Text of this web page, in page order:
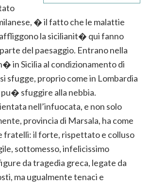
� il fatto che le malattie
la sicilianit� qui fanno
del paesaggio. Entrano nella
in Sicilia al condizionamento di
sfugge, proprio come in Lombardia
pu� sfuggire alla nebbia.
nell’infuocata, e non solo
provincia di Marsala, ha come
fratelli: il forte, rispettato e colluso
sottomesso, infelicissimo
da tragedia greca, legate da
ma ugualmente tenaci e